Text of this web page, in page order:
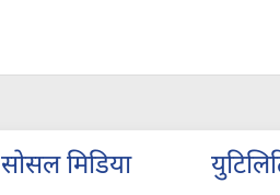
सोसल मिडिया